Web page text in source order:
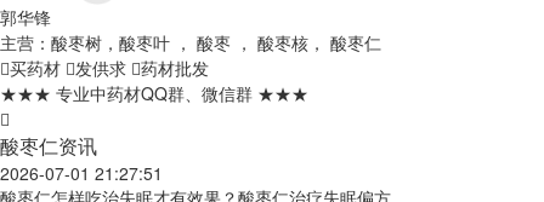
郭华锋
主营：酸枣树，酸枣叶 ， 酸枣 ， 酸枣核， 酸枣仁
买药材 发供求 药材批发
★★★ 专业中药材QQ群、微信群 ★★★
酸枣仁资讯
2026-07-01 21:27:51
酸枣仁怎样吃治失眠才有效果？酸枣仁治疗失眠偏方